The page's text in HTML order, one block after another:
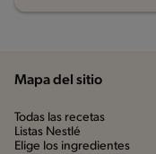
Mapa del sitio
Todas las recetas
Listas Nestlé
Elige los ingredientes